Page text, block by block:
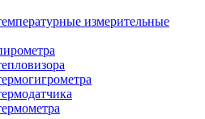
измерительные